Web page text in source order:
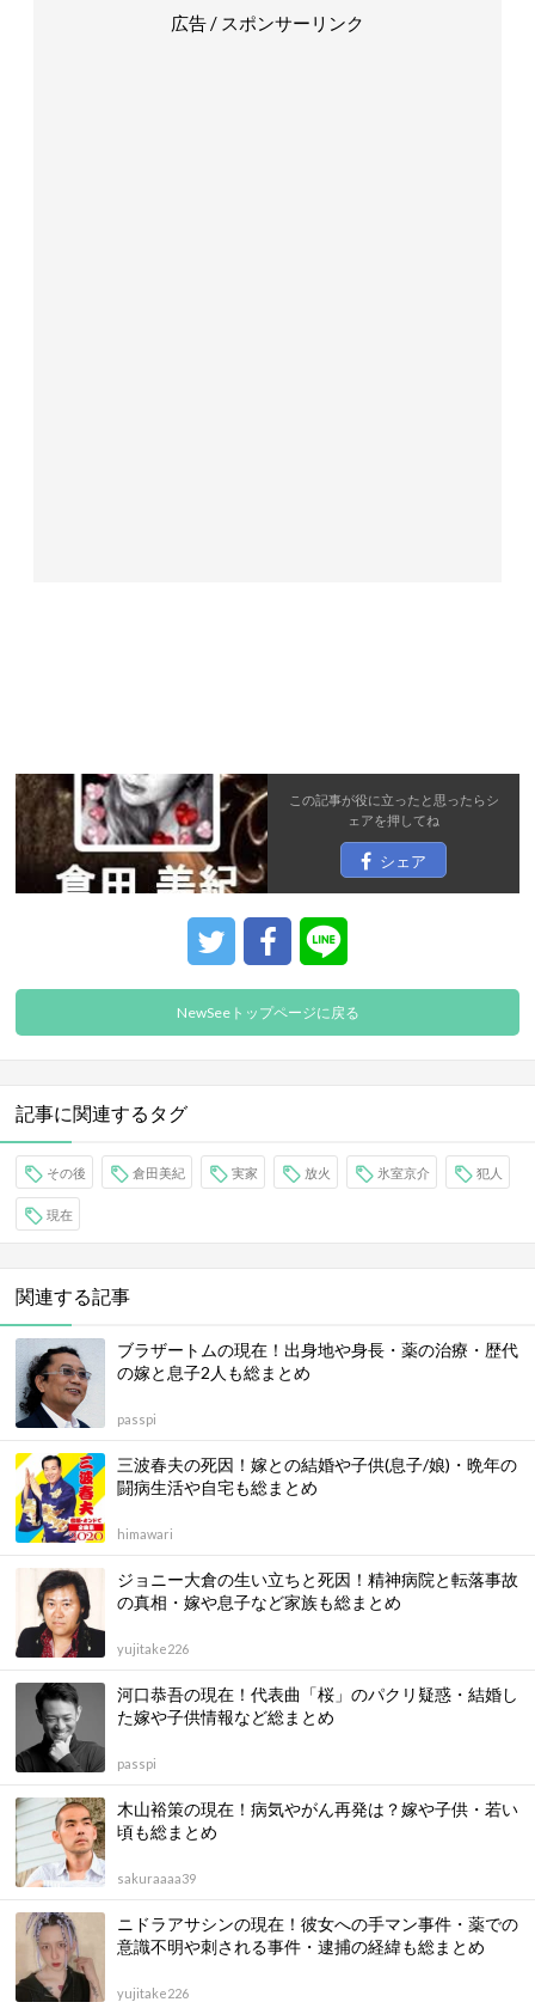
広告 / スポンサーリンク
この記事が役に立ったと思ったらシ
ェアを押してね
シェア
NewSeeトップページに戻る
記事に関連するタグ
その後 倉田美紀 実家 放火 氷室京介 犯人
現在
関連する記事
ブラザートムの現在！出身地や身長・薬の治療・歴代
の嫁と息子2人も総まとめ
passpi
三波春夫の死因！嫁との結婚や子供(息子/娘)・晩年の
闘病生活や自宅も総まとめ
himawari
ジョニー大倉の生い立ちと死因！精神病院と転落事故
の真相・嫁や息子など家族も総まとめ
yujitake226
河口恭吾の現在！代表曲「桜」のパクリ疑惑・結婚し
た嫁や子供情報など総まとめ
passpi
木山裕策の現在！病気やがん再発は？嫁や子供・若い
頃も総まとめ
sakuraaaa39
ニドラアサシンの現在！彼女への手マン事件・薬での
意識不明や刺される事件・逮捕の経緯も総まとめ
yujitake226